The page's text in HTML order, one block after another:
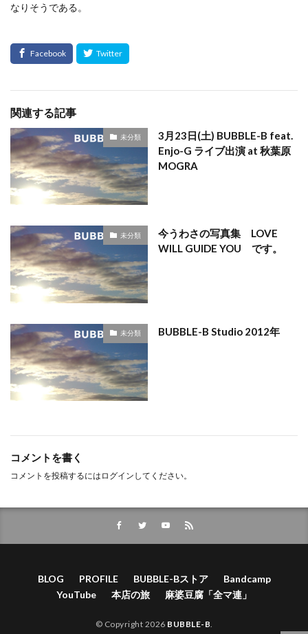
なりそうである。
関連する記事
未分類
3月23日(土) BUBBLE-B feat.
Enjo-G ライブ出演 at 秋葉原
MOGRA
未分類
今うわさの写真集 LOVE
WILL GUIDE YOU です。
未分類 BUBBLE-B Studio 2012年
コメントを書く
コメントを投稿するには ログイン してください。
BLOG PROFILE BUBBLE-Bストア
Bandcamp
YouTube
本店の旅 麻婆豆腐「全マ連」
© Copyright 2026 BUBBLE-B.